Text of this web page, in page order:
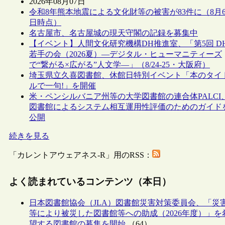
令和8年熊本地震による文化財等の被害が83件に（8月
日時点）
名古屋市、名古屋城の現天守閣の記録を募集中
【イベント】人間文化研究機構DH推進室、「第5回
若手の会（2026夏）―デジタル・ヒューマニティーズ
で“繋がる×広がる”人文学―」（8/24-25・大阪府）
埼玉県立久喜図書館、休館日特別イベント「本のタイ
ルで一句!」を開催
米・ペンシルバニア州等の大学図書館の連合体PALCI、
図書館によるシステム相互運用性評価のためのガイド
公開
続きを見る
「カレントアウェアネス-R」用のRSS：
よく読まれているコンテンツ（本日）
日本図書館協会（JLA）図書館災害対策委員会、「災
等により被災した図書館等への助成（2026年度）」を